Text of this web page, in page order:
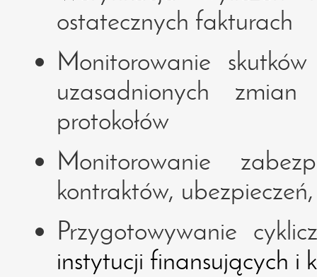
ostatecznych fakturach
Monitorowanie
uzasadnionych
protokołów
Monitorowanie
kontraktów,
Przygotowywanie
instytucji finansujących i